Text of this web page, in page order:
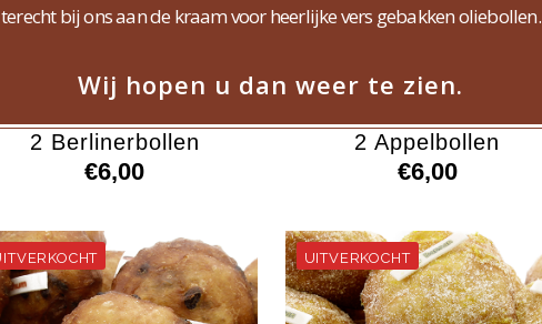
2 Berlinerbollen
€6,00
2 Appelbollen
€6,00
terecht bij ons aan de kraam voor heerlijke vers gebakken oliebollen.
Wij hopen u dan weer te zien.